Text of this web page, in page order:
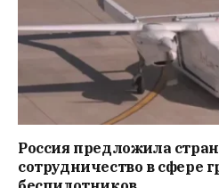
Россия предложила
сотрудничество в сфере